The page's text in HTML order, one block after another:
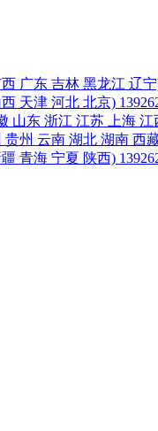
广东 吉林 黑龙江 辽
天津 河北 北京)
山东 浙江 江苏 上海 江
贵州 云南 湖北 湖南 西
青海 宁夏 陕西)